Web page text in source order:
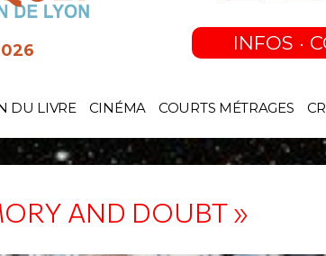
INFOS ·
DU LIVRE CINÉMA COURTS MÉTRAGES
AND DOUBT »